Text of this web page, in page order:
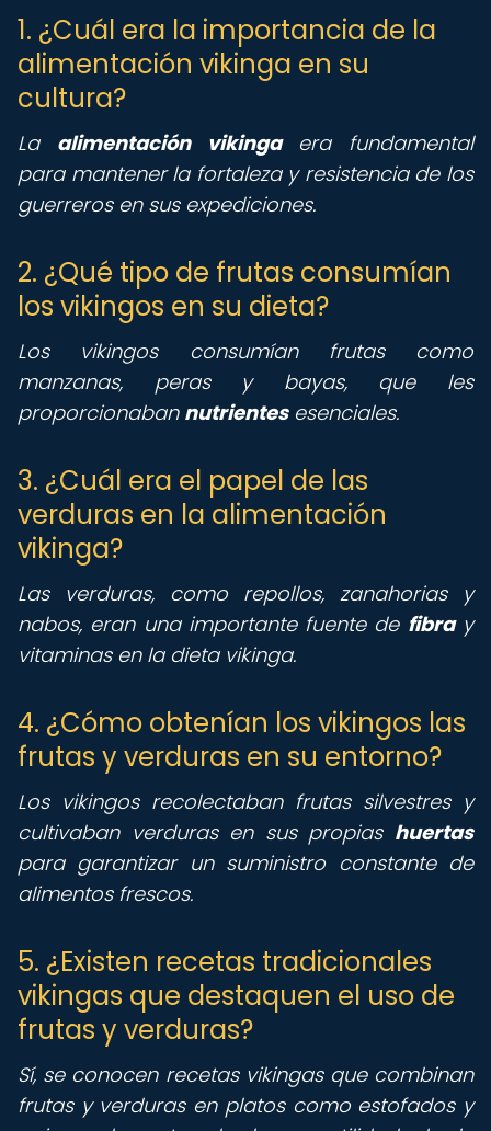
1. ¿Cuál era la importancia de la
alimentación vikinga en su
cultura?
La alimentación vikingaera fundamental
para mantener la fortaleza y resistencia de los
guerreros en sus expediciones.
2. ¿Qué tipo de frutas consumían
los vikingos en su dieta?
Los vikingos consumían frutas como
manzanas, peras y bayas, que les
proporcionaban nutrientesesenciales.
3. ¿Cuál era el papel de las
verduras en la alimentación
vikinga?
Las verduras, como repollos, zanahorias y
nabos, eran una importante fuente de fibray
vitaminas en la dieta vikinga.
4. ¿Cómo obtenían los vikingos las
frutas y verduras en su entorno?
Los vikingos recolectaban frutas silvestres y
cultivaban verduras en sus propias huertas
para garantizar un suministro constante de
alimentos frescos.
5. ¿Existen recetas tradicionales
vikingas que destaquen el uso de
frutas y verduras?
Sí, se conocen recetas vikingas que combinan
frutas y verduras en platos como estofados y